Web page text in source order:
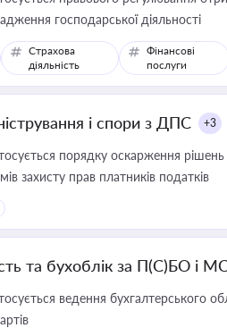
господарської діяльності
Страхова
діяльність
Фінансові
послуги
і спори з ДПС +3
порядку оскарження
захисту прав платників податків
та бухоблік за П(С)БО і
ведення бухгалтерського